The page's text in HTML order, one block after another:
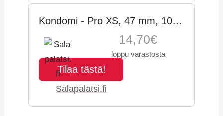
Kondomi - Pro XS, 47 mm, 10
kpl - My Size
14,70€
loppu varastosta
Tilaa tästä!
Salapalatsi.fi